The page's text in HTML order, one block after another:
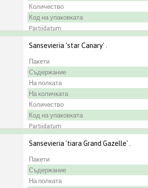
Количество
Код на упаковката
Partijdatum
Градинар
Sansevieria 'star Canary' .
Пакети
Съдержание
На полката
На количката
Количество
Код на упаковката
Partijdatum
Градинар
Sansevieria 'tiara Grand Gazelle' .
Пакети
Съдержание
На полката